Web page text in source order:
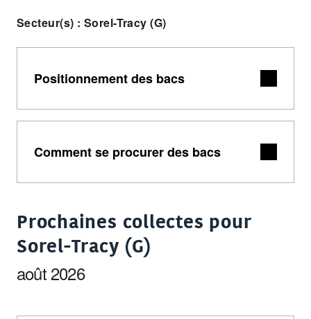
Secteur(s) : Sorel-Tracy (G)
Positionnement des bacs
Comment se procurer des bacs
Prochaines collectes pour
Sorel-Tracy (G)
août 2026